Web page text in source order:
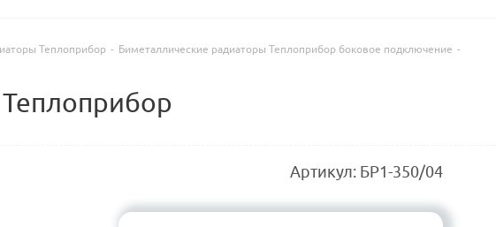
Теплоприбор - Биметаллические радиаторы Теплоприбор боковое подключение -
Артикул: БР1-350/04